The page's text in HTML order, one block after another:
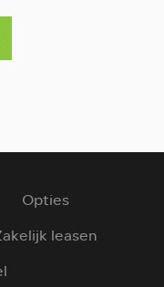
Opties
leasen